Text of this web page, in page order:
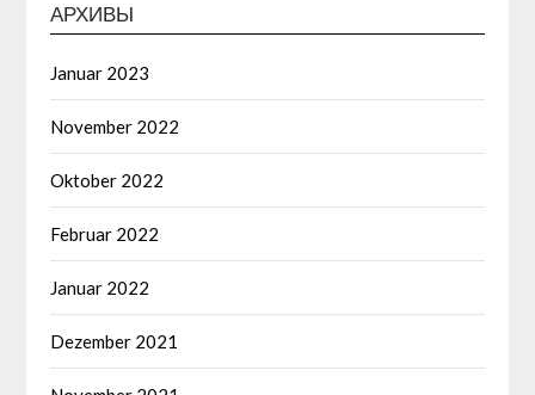
АРХИВЫ
Januar 2023
November 2022
Oktober 2022
Februar 2022
Januar 2022
Dezember 2021